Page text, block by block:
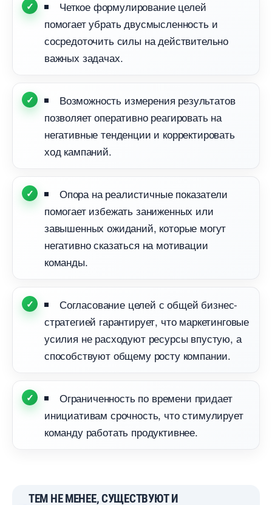
Четкое формулирование целей
помогает убрать двусмысленность и
сосредоточить силы на действительно
ажных задачах.
озможность измерения результато
позволяет оперативно реагировать на
негативные тенденции и корректировать
ход кампаний.
Опора на реалистичные показатели
помогает избежать заниженных или
завышенных ожиданий, которые могут
негативно сказаться на мотивации
команды.
Согласование целей с общей бизнес-
стратегией гарантирует, что маркетинговые
усилия не расходуют ресурсы впустую, а
способствуют общему росту компании.
Ограниченность по времени придает
инициативам срочность, что стимулирует
команду работать продуктивнее.
ТЕМ НЕ МЕНЕЕ, СУЩЕСТВУЮТ И